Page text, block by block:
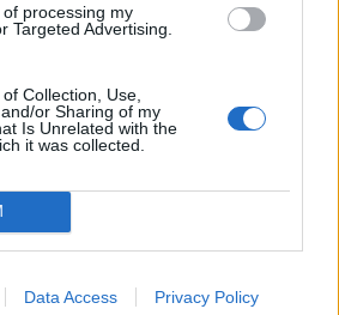
processing my
Targeted Advertising.
Collection, Use,
or Sharing of my
Is Unrelated with the
it was collected.
Data Access Privacy Policy
2026
joukkue jalkapallon MM-
2026